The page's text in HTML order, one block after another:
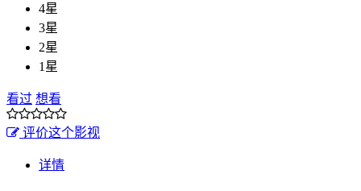
4星
3星
2星
1星
看过 想看
评价这个影视
详情